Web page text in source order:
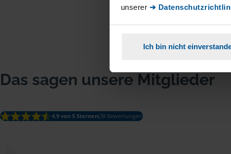
unserer ➔
Ich bin nicht
Das sagen unsere Mitglieder
4.9 von 5 Sternen(38 Bewertungen)